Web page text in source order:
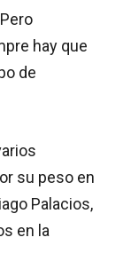
hay que
de
su peso en
Palacios,
en la